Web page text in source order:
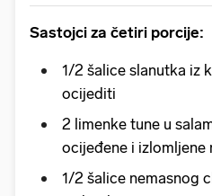
Sastojci za četiri porcije:
1/2 šalice slanutka iz
ocijediti
2 limenke tune u
ocijeđene i izlomljene
1/2 šalice nemasnog